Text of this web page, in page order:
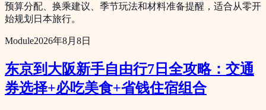
预算分配、换乘建议、季节玩法和材料准备提醒，适合从零开
始规划日本旅行。
Module2026年8月8日
东京到大阪新手自由行7日全攻略：交通
券选择+必吃美食+省钱住宿组合